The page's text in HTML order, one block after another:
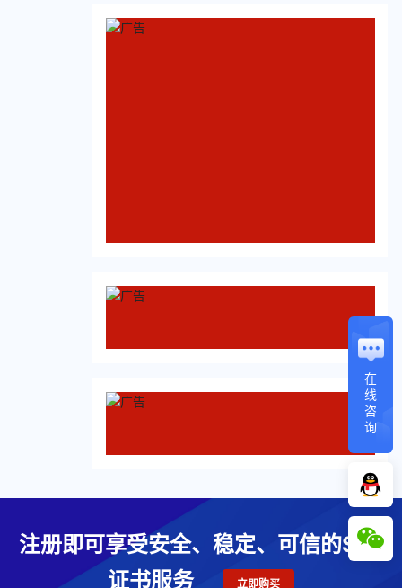
在
线
咨
询
注册即可享受安全、稳定、可信的SSL
证书服务
立即购买